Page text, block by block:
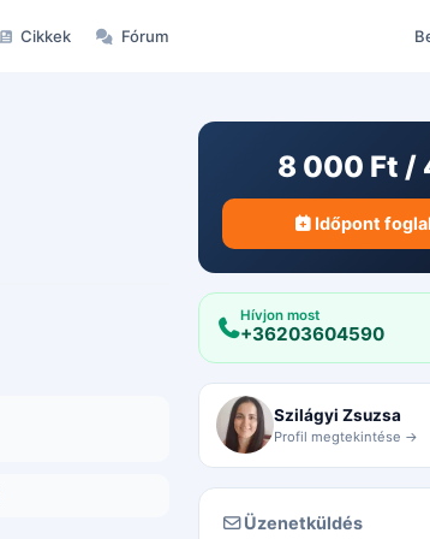
Cikkek Fórum
8 000 Ft /
Időpont
Hívjon most
+36203604590
Szilágyi Zsuzsa
Profil megtekintése →
Üzenetküldés